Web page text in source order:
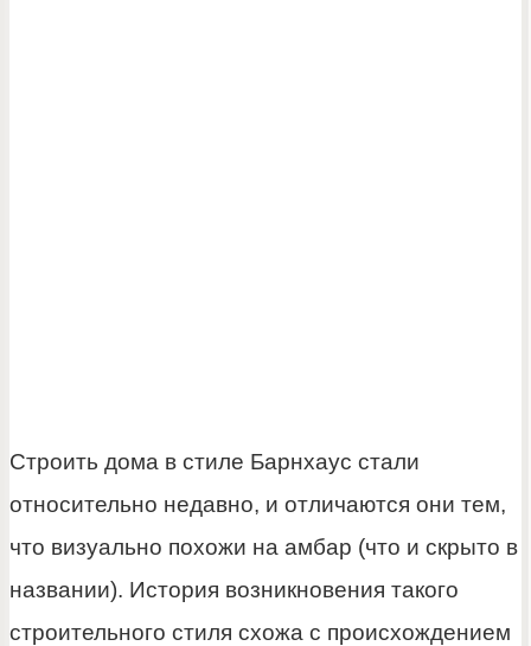
Строить дома в стиле Барнхаус стали
относительно недавно, и отличаются они тем,
что визуально похожи на амбар (что и скрыто в
названии). История возникновения такого
строительного стиля схожа с происхождением